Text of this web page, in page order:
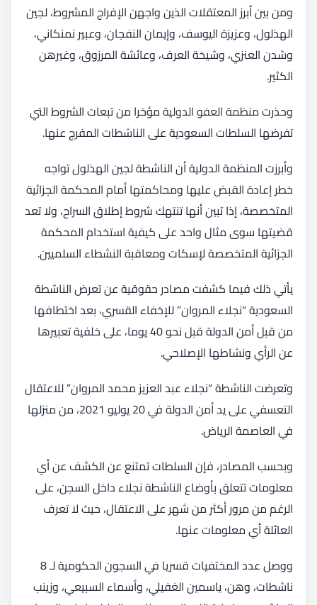
ومن بين أبرز المعتقلات الذين واجهن الإفراج المشروط، لجين
الهذلول، وعزيزة اليوسف، وإيمان النفجان، وعبير نمنكاني،
وشدن العنزي، وشيخة العرف، وعائشة المرزوق، وغيرهن
الكثير.
وحذرتمنظمة العفو الدوليةمؤخرا من تبعات الشروط التي
تفرضها السلطات السعودية على الناشطات المفرج عنها.
وأبرزت المنظمة الدولية أن الناشطة لجين الهذلول تواجه
خطر إعادة القبض عليها ومحاكمتها أمام المحكمة الجزائية
المتخصصة، إذا تبين أنها تنتهك شروط إطلاق السراح، ولا تعد
قضيتها سوى مثال واحد على كيفية استخدام المحكمة
الجزائية المتخصصة لإسكات ومعاقبة النشطاء السلميين.
يأتي ذلك فيما كشفت مصادر حقوقية عن تعرض الناشطة
السعودية “نجلاء المروان” للإخفاء القسري، بعد اختطافها
من قبل أمن الدولة قبل نحو 40 يوما، على خلفية تعبيرها
عن الرأي ونشاطها الإصلاحي.
وتعرضت الناشطة “نجلاء عبد العزيز محمد المروان” للاعتقال
التعسفي على يد أمن الدولة في 20 يوليو 2021، من منزلها
في العاصمة الرياض.
وبحسب المصادر، فإن السلطات تمتنع عن الكشف عن أي
معلومات تتعلق بأوضاع الناشطة نجلاء داخل السجن، على
الرغم من مرور أكثر من شهر على الاعتقال، حيث لا تعرف
العائلة أي معلومات عنها.
ووصل عدد المختفيات قسريا في السجون الحكومية لـ 8
ناشطات، وهن، ياسمين الغفيلي، وأسماء السبيعي، وزينب